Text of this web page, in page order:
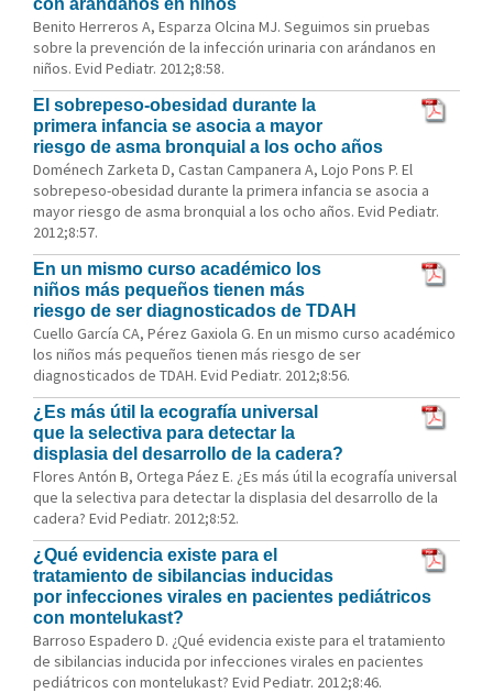
con arándanos en niños
Benito Herreros A, Esparza Olcina MJ. Seguimos sin pruebas
sobre la prevención de la infección urinaria con arándanos en
niños. Evid Pediatr. 2012;8:58.
El sobrepeso-obesidad durante la
primera infancia se asocia a mayor
riesgo de asma bronquial a los ocho años
Doménech Zarketa D, Castan Campanera A, Lojo Pons P. El
sobrepeso-obesidad durante la primera infancia se asocia a
mayor riesgo de asma bronquial a los ocho años. Evid Pediatr.
2012;8:57.
En un mismo curso académico los
niños más pequeños tienen más
riesgo de ser diagnosticados de TDAH
Cuello García CA, Pérez Gaxiola G. En un mismo curso académico
los niños más pequeños tienen más riesgo de ser
diagnosticados de TDAH. Evid Pediatr. 2012;8:56.
¿Es más útil la ecografía universal
que la selectiva para detectar la
displasia del desarrollo de la cadera?
Flores Antón B, Ortega Páez E. ¿Es más útil la ecografía universal
que la selectiva para detectar la displasia del desarrollo de la
cadera? Evid Pediatr. 2012;8:52.
¿Qué evidencia existe para el
tratamiento de sibilancias inducidas
por infecciones virales en pacientes pediátricos
con montelukast?
Barroso Espadero D. ¿Qué evidencia existe para el tratamiento
de sibilancias inducida por infecciones virales en pacientes
pediátricos con montelukast? Evid Pediatr. 2012;8:46.